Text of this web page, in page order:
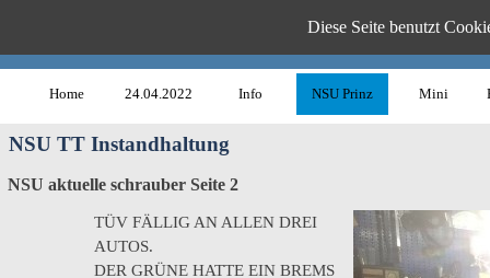
Diese Seite benutzt
Home 24.04.2022 Info NSU Prinz Mini
NSU TT Instandhaltung
NSU aktuelle schrauber Seite 2
TÜV FÄLLIG AN ALLEN DREI
AUTOS.
DER GRÜNE HATTE EIN BREMS